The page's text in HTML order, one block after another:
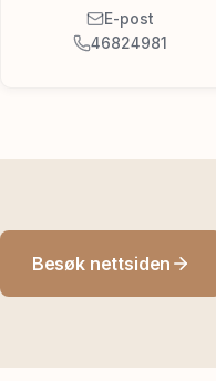
E-post
46824981
Besøk nettsiden